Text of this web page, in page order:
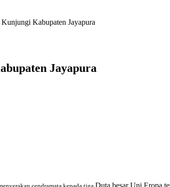
Kabupaten Jayapura
Jayapura
Duta besar Uni Eropa